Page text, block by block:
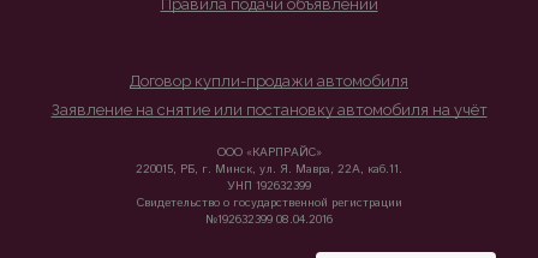
Правила подачи объявлений
Договор купли-продажи автомобиля
Заявление на снятие или постановку автомобиля на учёт
ООО «КАРПРАЙС»
220015, РБ, г. Минск, ул. Я. Мавра, 22А, каб.11.
УНП 192632399
Свидетельство о государственной регистрации
№192632399 08.04.2016